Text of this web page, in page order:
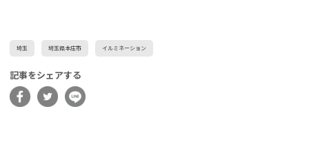
埼玉 埼玉県本庄市 イルミネーション
記事をシェアする